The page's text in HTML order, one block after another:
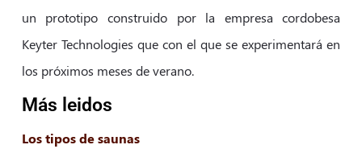
un prototipo construido por la empresa cordobesa
Keyter Technologies que con el que se experimentará en
los próximos meses de verano.
Más leidos
Los tipos de saunas